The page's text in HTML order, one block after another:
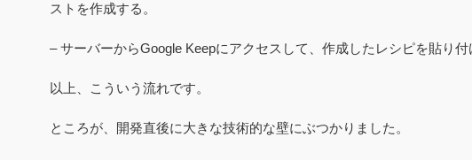
ストを作成する。
– サーバーからGoogle Keepにアクセスして、作成したレシピを貼り付
以上、こういう流れです。
ところが、開発直後に大きな技術的な壁にぶつかりました。